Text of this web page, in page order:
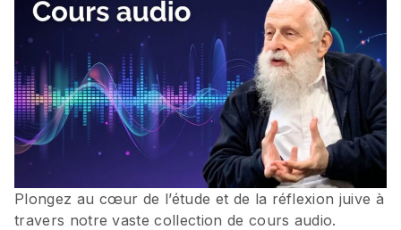
Plongez au cœur de l’étude et de la réflexion juive à
travers notre vaste collection de cours audio.